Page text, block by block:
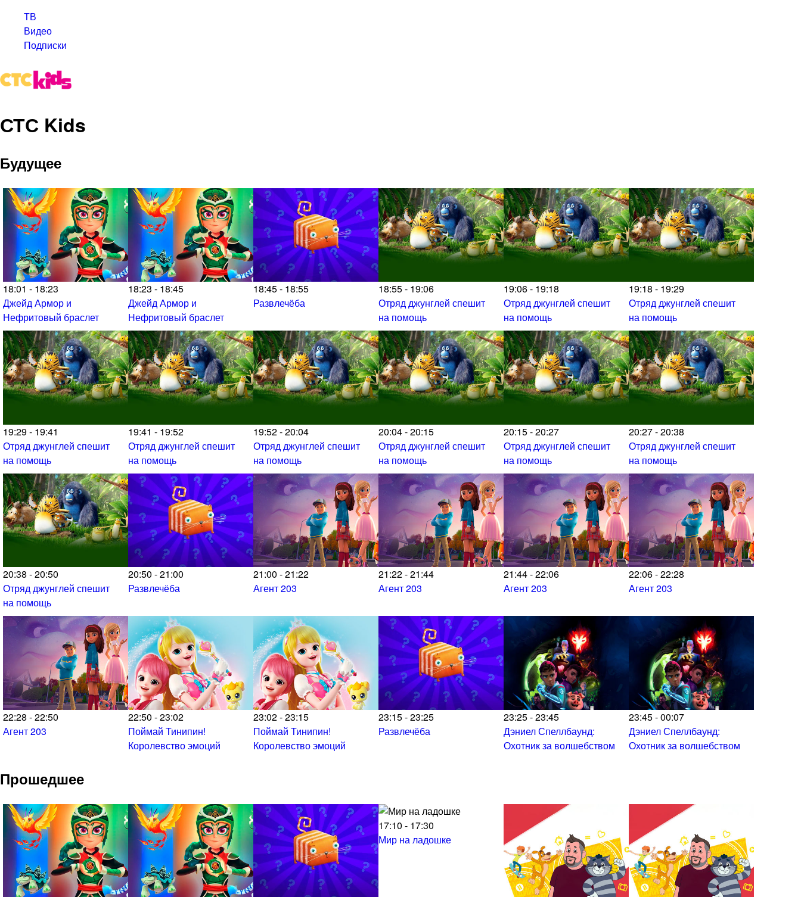
ТВ
Видео
Подписки
СТС Kids
Будущее
18:01 - 18:23
Джейд Армор и
Нефритовый браслет
18:23 - 18:45
Джейд Армор и
Нефритовый браслет
18:45 - 18:55
Развлечёба
18:55 - 19:06
Отряд джунглей спешит
на помощь
19:06 - 19:18
Отряд джунглей спешит
на помощь
19:18 - 19:29
Отряд джунглей спешит
на помощь
19:29 - 19:41
Отряд джунглей спешит
на помощь
19:41 - 19:52
Отряд джунглей спешит
на помощь
19:52 - 20:04
Отряд джунглей спешит
на помощь
20:04 - 20:15
Отряд джунглей спешит
на помощь
20:15 - 20:27
Отряд джунглей спешит
на помощь
20:27 - 20:38
Отряд джунглей спешит
на помощь
20:38 - 20:50
Отряд джунглей спешит
на помощь
20:50 - 21:00
Развлечёба
21:00 - 21:22
Агент 203
21:22 - 21:44
Агент 203
21:44 - 22:06
Агент 203
22:06 - 22:28
Агент 203
22:28 - 22:50
Агент 203
22:50 - 23:02
Поймай Тинипин!
Королевство эмоций
23:02 - 23:15
Поймай Тинипин!
Королевство эмоций
23:15 - 23:25
Развлечёба
23:25 - 23:45
Дэниел Спеллбаунд:
Охотник за волшебством
23:45 - 00:07
Дэниел Спеллбаунд:
Охотник за волшебством
Прошедшее
17:10 - 17:30
Мир на ладошке